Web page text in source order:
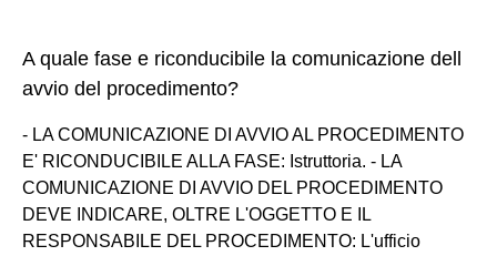
A quale fase e riconducibile la comunicazione dell
avvio del procedimento?
- LA COMUNICAZIONE DI AVVIO AL PROCEDIMENTO
E' RICONDUCIBILE ALLA FASE: Istruttoria. - LA
COMUNICAZIONE DI AVVIO DEL PROCEDIMENTO
DEVE INDICARE, OLTRE L'OGGETTO E IL
RESPONSABILE DEL PROCEDIMENTO: L'ufficio